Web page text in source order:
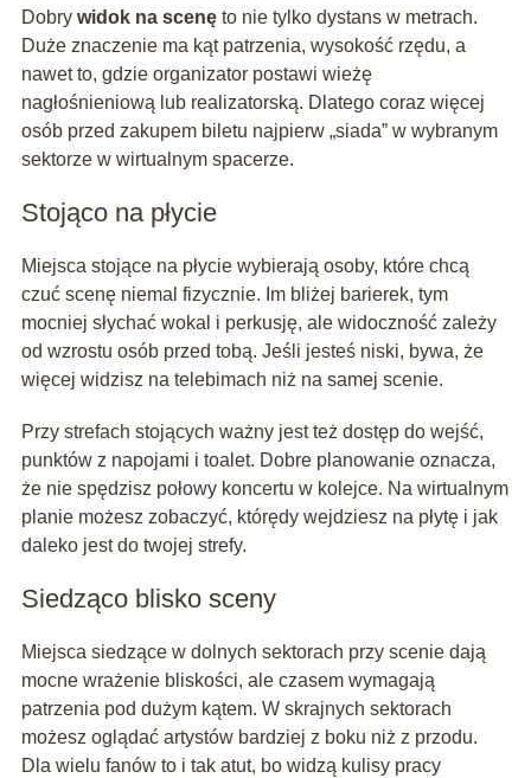
Dobry widok na scenęto nie tylko dystans w metrach.
Duże znaczenie ma kąt patrzenia, wysokość rzędu, a
nawet to, gdzie organizator postawi wieżę
nagłośnieniową lub realizatorską. Dlatego coraz więcej
osób przed zakupem biletu najpierw „siada” w wybranym
sektorze w wirtualnym spacerze.
Stojąco na płycie
Miejsca stojące na płycie wybierają osoby, które chcą
czuć scenę niemal fizycznie. Im bliżej barierek, tym
mocniej słychać wokal i perkusję, ale widoczność zależy
od wzrostu osób przed tobą. Jeśli jesteś niski, bywa, że
więcej widzisz na telebimach niż na samej scenie.
Przy strefach stojących ważny jest też dostęp do wejść,
punktów z napojami i toalet. Dobre planowanie oznacza,
że nie spędzisz połowy koncertu w kolejce. Na wirtualnym
planie możesz zobaczyć, którędy wejdziesz na płytę i jak
daleko jest do twojej strefy.
Siedząco blisko sceny
Miejsca siedzące w dolnych sektorach przy scenie dają
mocne wrażenie bliskości, ale czasem wymagają
patrzenia pod dużym kątem. W skrajnych sektorach
możesz oglądać artystów bardziej z boku niż z przodu.
Dla wielu fanów to i tak atut, bo widzą kulisy pracy